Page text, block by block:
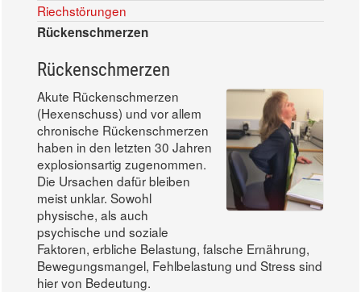
Riechstörungen
Rückenschmerzen
Rückenschmerzen
Akute Rückenschmerzen
(Hexenschuss) und vor allem
chronische Rückenschmerzen
haben in den letzten 30 Jahren
explosionsartig zugenommen.
Die Ursachen dafür bleiben
meist unklar. Sowohl
physische, als auch
psychische und soziale
Faktoren, erbliche Belastung, falsche Ernährung,
Bewegungsmangel, Fehlbelastung und Stress sind
hier von Bedeutung.